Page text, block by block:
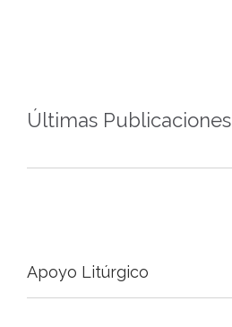
Últimas Publicaciones
Apoyo Litúrgico